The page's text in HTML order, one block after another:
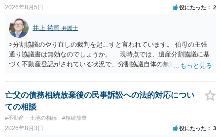
ません。
2026年8月5日 役にたった 2
井上 祐司 弁護士
>分割協議のやり直しの裁判を起こすと言われています。 伯母の主張
通り協議書は無効なのでしょうか。 現時点では、遺産分割協議に基
づく不動産登記がされている状況で、分割協議自体の無効を裁判所が
方の訴訟の主張及び立証次第ですが、 ・御祖母様の認知能力に関する
医師の意見書、筆跡鑑定 が提出されればその効力が否定される可能性
はありますが、 ・伯母様自身が分割協議に加わっていること ・御祖母
様の意に反する遺産分割協議を行う実益が誰にあったかの立証が困難
であること からすると、実際に遺産分割協議の効力が否定される可能
性はそれほど高くない（立証のハードルは非常に高い）ということが
亡父の債務相続放棄後の民事訴訟への法的対応につい
ての相談
#不動産・土地の相続 #相続放棄
2026年8月3日 役にたった 3